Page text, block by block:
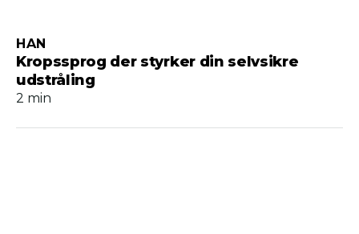
Kropssprog der styrker din selvsikre
udstråling
HAN
2 min